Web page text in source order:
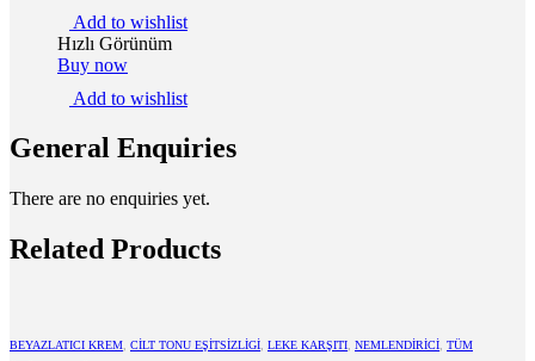
Add to wishlist
Hızlı Görünüm
Buy now
Add to wishlist
General Enquiries
There are no enquiries yet.
Related Products
BEYAZLATICI KREM CILT TONU EŞITSIZLIGI LEKE KARŞITI NEMLENDIRICI TÜM